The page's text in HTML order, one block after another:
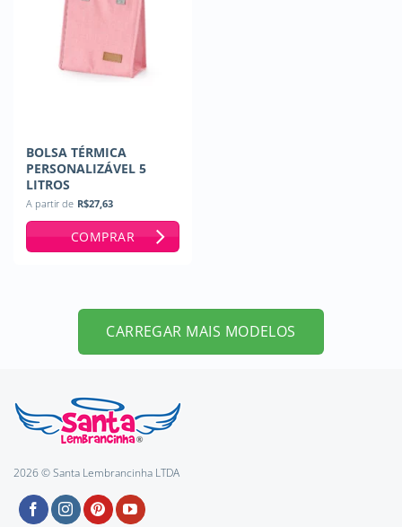
BOLSA TÉRMICA
PERSONALIZÁVEL 5
LITROS
A partir de R$27,63
COMPRAR
CARREGAR MAIS MODELOS
2026 © Santa Lembrancinha LTDA